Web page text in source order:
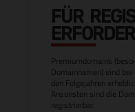
FÜR
Premiumdomains
Domainnamen) sind
den Folgejahren
Ansonsten sind die
registrierbar.